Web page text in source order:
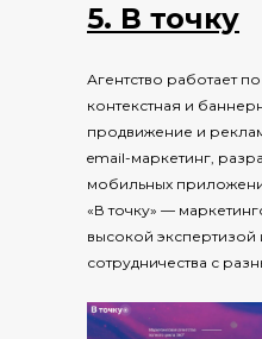
5. В точку
Агентство работает
контекстная и
продвижение и
email-маркетинг,
мобильных
«В точку» —
высокой
сотрудничества с